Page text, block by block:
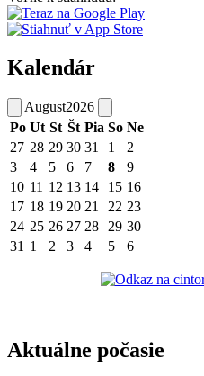
Kalendár
August2026
Po Ut St Št Pia So Ne
27 28 29 30 31 1
2
3
4 5 6 7 8
9
10 11 12 13 14 15 16
17 18 19 20 21 22 23
24 25 26 27 28 29 30
31 1 2 3 4 5 6
Aktuálne počasie